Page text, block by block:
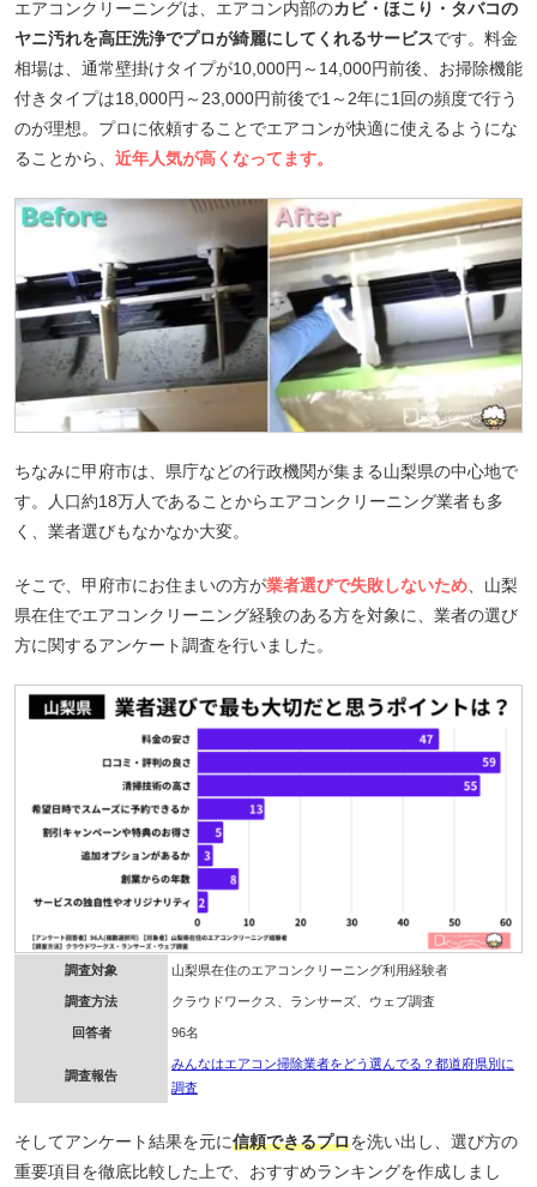
エアコンクリーニングは、エアコン内部のカビ・ほこり・タバコの
ヤニ汚れを高圧洗浄でプロが綺麗にしてくれるサービスです。料金
相場は、通常壁掛けタイプが10,000円～14,000円前後、お掃除機能
付きタイプは18,000円～23,000円前後で1～2年に1回の頻度で行う
のが理想。プロに依頼することでエアコンが快適に使えるようにな
ることから、 近年人気が高くなってます。
ちなみに甲府市は、県庁などの行政機関が集まる山梨県の中心地で
す。人口約18万人であることからエアコンクリーニング業者も多
く、業者選びもなかなか大変。
そこで、甲府市にお住まいの方が業者選びで失敗しないため 、山梨
県在住でエアコンクリーニング経験のある方を対象に、業者の選び
方に関するアンケート調査を行いました。
調査対象 山梨県在住のエアコンクリーニング利用経験者
調査方法 クラウドワークス、ランサーズ、ウェブ調査
回答者 96名
調査報告
みんなはエアコン掃除業者をどう選んでる？都道府県別に
調査
そしてアンケート結果を元に信頼できるプロを洗い出し、選び方の
重要項目を徹底比較した上で、おすすめランキングを作成しまし